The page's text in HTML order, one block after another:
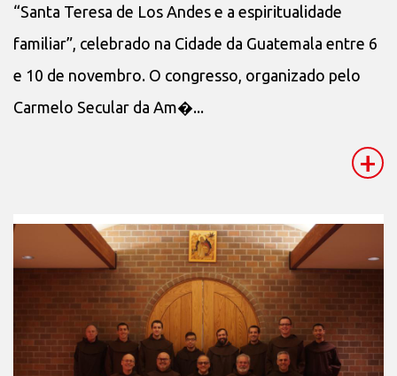
“Santa Teresa de Los Andes e a espiritualidade
familiar”, celebrado na Cidade da Guatemala entre 6
e 10 de novembro. O congresso, organizado pelo
Carmelo Secular da Am�...
+